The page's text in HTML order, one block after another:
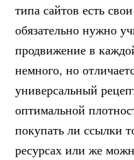
типа сайтов есть
обязательно нужно
продвижение в
немного, но
универсальный
оптимальной
покупать ли ссылки
ресурсах или же